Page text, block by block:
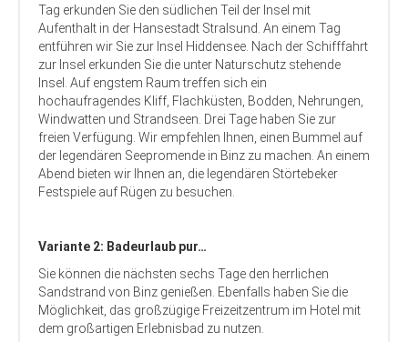
Tag erkunden Sie den südlichen Teil der Insel mit
Aufenthalt in der Hansestadt Stralsund. An einem Tag
entführen wir Sie zur Insel Hiddensee. Nach der Schifffahrt
zur Insel erkunden Sie die unter Naturschutz stehende
Insel. Auf engstem Raum treffen sich ein
hochaufragendes Kliff, Flachküsten, Bodden, Nehrungen,
Windwatten und Strandseen. Drei Tage haben Sie zur
freien Verfügung. Wir empfehlen Ihnen, einen Bummel auf
der legendären Seepromende in Binz zu machen. An einem
Abend bieten wir Ihnen an, die legendären Störtebeker
Festspiele auf Rügen zu besuchen.
Variante 2: Badeurlaub pur…
Sie können die nächsten sechs Tage den herrlichen
Sandstrand von Binz genießen. Ebenfalls haben Sie die
Möglichkeit, das großzügige Freizeitzentrum im Hotel mit
dem großartigen Erlebnisbad zu nutzen.